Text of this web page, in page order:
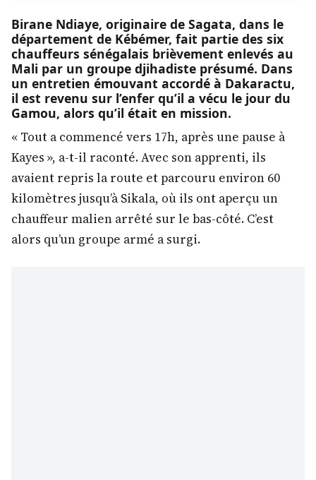
Birane Ndiaye, originaire de Sagata, dans le
département de Kébémer, fait partie des six
chauffeurs sénégalais brièvement enlevés au
Mali par un groupe djihadiste présumé. Dans
un entretien émouvant accordé à Dakaractu,
il est revenu sur l’enfer qu’il a vécu le jour du
Gamou, alors qu’il était en mission.
« Tout a commencé vers 17h, après une pause à
Kayes », a-t-il raconté. Avec son apprenti, ils
avaient repris la route et parcouru environ 60
kilomètres jusqu’à Sikala, où ils ont aperçu un
chauffeur malien arrêté sur le bas-côté. C’est
alors qu’un groupe armé a surgi.